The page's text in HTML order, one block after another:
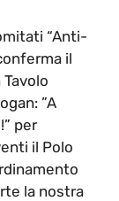
“Anti-
il
”A
per
il Polo
la nostra